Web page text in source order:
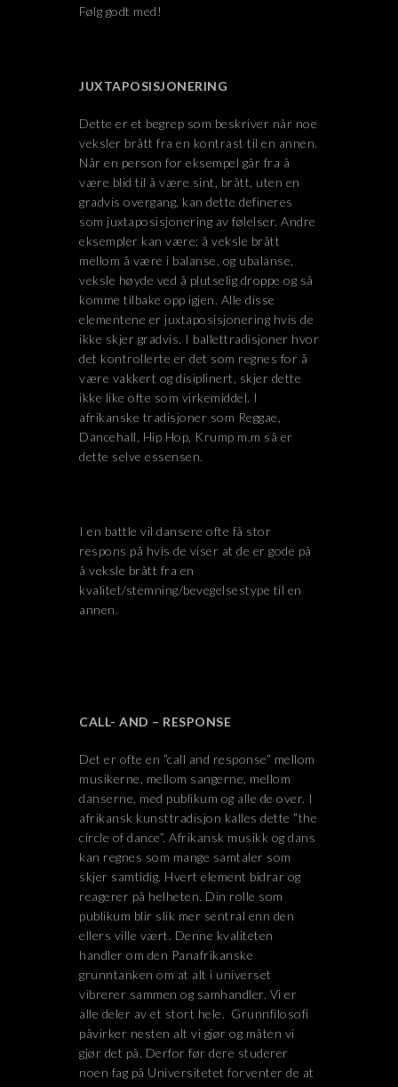
Følg godt med!
JUXTAPOSISJONERING
Dette er et begrep som beskriver når noe
veksler brått fra en kontrast til en annen.
Når en person for eksempel går fra å
være blid til å være sint, brått, uten en
gradvis overgang, kan dette defineres
som juxtaposisjonering av følelser. Andre
eksempler kan være; å veksle brått
mellom å være i balanse, og ubalanse,
veksle høyde ved å plutselig droppe og så
komme tilbake opp igjen. Alle disse
elementene er juxtaposisjonering hvis de
ikke skjer gradvis. I ballettradisjoner hvor
det kontrollerte er det som regnes for å
være vakkert og disiplinert, skjer dette
ikke like ofte som virkemiddel. I
afrikanske tradisjoner som Reggae,
Dancehall, Hip Hop, Krump m.m så er
dette selve essensen.
I en battle vil dansere ofte få stor
respons på hvis de viser at de er gode på
å veksle brått fra en
kvalitet/stemning/bevegelsestype til en
annen.
CALL- AND – RESPONSE
Det er ofte en ”call and response” mellom
musikerne, mellom sangerne, mellom
danserne, med publikum og alle de over. I
afrikansk kunsttradisjon kalles dette ”the
circle of dance”. Afrikansk musikk og dans
kan regnes som mange samtaler som
skjer samtidig. Hvert element bidrar og
reagerer på helheten. Din rolle som
publikum blir slik mer sentral enn den
ellers ville vært. Denne kvaliteten
handler om den Panafrikanske
grunntanken om at alt i universet
vibrerer sammen og samhandler. Vi er
alle deler av et stort hele. Grunnfilosofi
påvirker nesten alt vi gjør og måten vi
gjør det på. Derfor før dere studerer
noen fag på Universitetet forventer de at